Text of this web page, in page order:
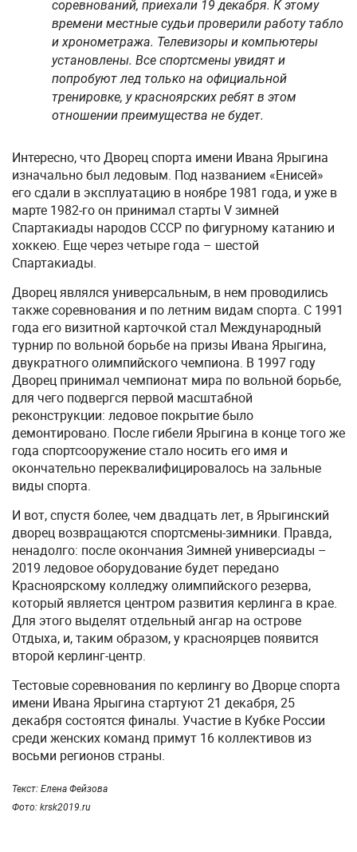
соревнований, приехали 19 декабря. К этому
времени местные судьи проверили работу табло
и хронометража. Телевизоры и компьютеры
установлены. Все спортсмены увидят и
попробуют лед только на официальной
тренировке, у красноярских ребят в этом
отношении преимущества не будет.
Интересно, что Дворец спорта имени Ивана Ярыгина
изначально был ледовым. Под названием «Енисей»
его сдали в эксплуатацию в ноябре 1981 года, и уже в
марте 1982-го он принимал старты V зимней
Спартакиады народов СССР по фигурному катанию и
хоккею. Еще через четыре года – шестой
Спартакиады.
Дворец являлся универсальным, в нем проводились
также соревнования и по летним видам спорта. С 1991
года его визитной карточкой стал Международный
турнир по вольной борьбе на призы Ивана Ярыгина,
двукратного олимпийского чемпиона. В 1997 году
Дворец принимал чемпионат мира по вольной борьбе,
для чего подвергся первой масштабной
реконструкции: ледовое покрытие было
демонтировано. После гибели Ярыгина в конце того же
года спортсооружение стало носить его имя и
окончательно переквалифицировалось на зальные
виды спорта.
И вот, спустя более, чем двадцать лет, в Ярыгинский
дворец возвращаются спортсмены-зимники. Правда,
ненадолго: после окончания Зимней универсиады –
2019 ледовое оборудование будет передано
Красноярскому колледжу олимпийского резерва,
который является центром развития керлинга в крае.
Для этого выделят отдельный ангар на острове
Отдыха, и, таким образом, у красноярцев появится
второй керлинг-центр.
Тестовые соревнования по керлингу во Дворце спорта
имени Ивана Ярыгина стартуют 21 декабря, 25
декабря состоятся финалы. Участие в Кубке России
среди женских команд примут 16 коллективов из
восьми регионов страны.
Текст: Елена Фейзова
Фото: krsk2019.ru